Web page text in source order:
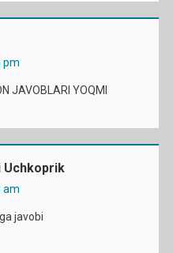
pm
JAVOBLARI YOQMI
Uchkoprik
am
javobi